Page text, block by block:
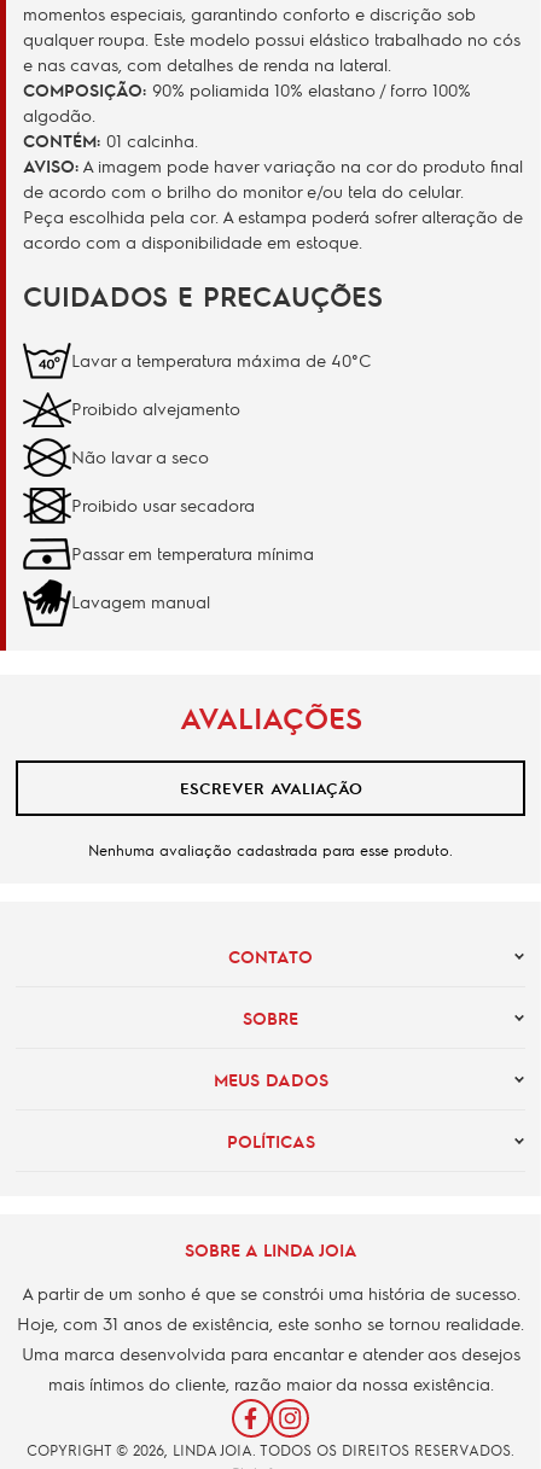
momentos especiais, garantindo conforto e discrição sob
qualquer roupa. Este modelo possui elástico trabalhado no cós
e nas cavas, com detalhes de renda na lateral.
COMPOSIÇÃO: 90% poliamida 10% elastano / forro 100%
algodão.
CONTÉM: 01 calcinha.
AVISO: A imagem pode haver variação na cor do produto final
de acordo com o brilho do monitor e/ou tela do celular.
Peça escolhida pela cor. A estampa poderá sofrer alteração de
acordo com a disponibilidade em estoque.
CUIDADOS E PRECAUÇÕES
Lavar a temperatura máxima de 40°C
Proibido alvejamento
Não lavar a seco
Proibido usar secadora
Passar em temperatura mínima
Lavagem manual
AVALIAÇÕES
ESCREVER AVALIAÇÃO
Nenhuma avaliação cadastrada para esse produto.
CONTATO
SOBRE
MEUS DADOS
POLÍTICAS
SOBRE A LINDA JOIA
A partir de um sonho é que se constrói uma história de sucesso.
Hoje, com 31 anos de existência, este sonho se tornou realidade.
Uma marca desenvolvida para encantar e atender aos desejos
mais íntimos do cliente, razão maior da nossa existência.
COPYRIGHT © 2026, LINDA JOIA. TODOS OS DIREITOS RESERVADOS.